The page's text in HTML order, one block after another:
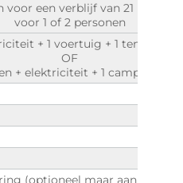
voor een verblijf van 21 nachten
voor 1 of 2 personen
+ 1 voertuig + 1 tent of
OF
+ elektriciteit + 1 camper +
(optioneel maar